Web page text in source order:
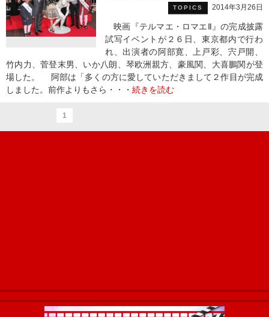
TOPICS 2014年3月26日
映画『テルマエ・ロマエⅡ』の完成披露
試写イベントが２６日、東京都内で行わ
れ、出演者の阿部寛、上戸彩、宍戸開、
竹内力、菅登末男、いか八朗、琴欧洲親方、豪風関、大喜鵬関が登
場した。 阿部は「多くの方に愛していただきまして２作目が完成
しました。前作よりもさら・・・ 続きを読む
1